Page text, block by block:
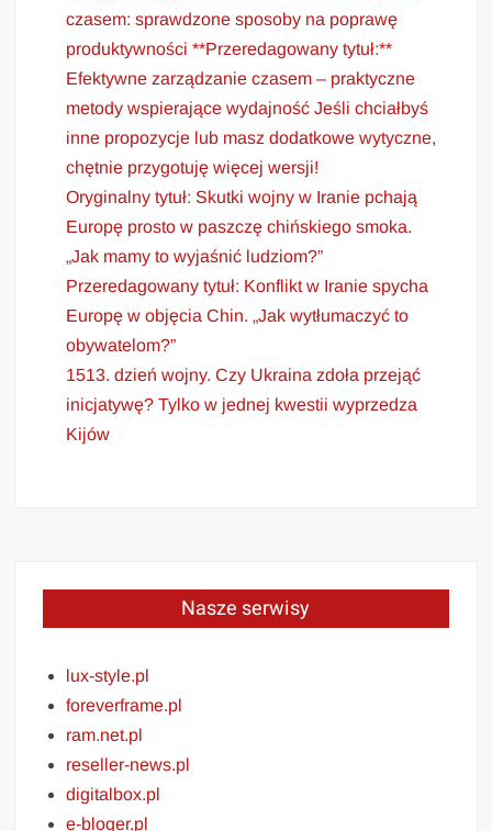
czasem: sprawdzone sposoby na poprawę
produktywności **Przeredagowany tytuł:**
Efektywne zarządzanie czasem – praktyczne
metody wspierające wydajność Jeśli chciałbyś
inne propozycje lub masz dodatkowe wytyczne,
chętnie przygotuję więcej wersji!
Oryginalny tytuł: Skutki wojny w Iranie pchają
Europę prosto w paszczę chińskiego smoka.
„Jak mamy to wyjaśnić ludziom?”
Przeredagowany tytuł: Konflikt w Iranie spycha
Europę w objęcia Chin. „Jak wytłumaczyć to
obywatelom?”
1513. dzień wojny. Czy Ukraina zdoła przejąć
inicjatywę? Tylko w jednej kwestii wyprzedza
Kijów
Nasze serwisy
lux-style.pl
foreverframe.pl
ram.net.pl
reseller-news.pl
digitalbox.pl
e-bloger.pl